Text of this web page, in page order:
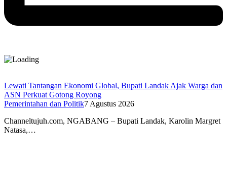
Lewati Tantangan Ekonomi Global, Bupati Landak Ajak Warga dan
ASN Perkuat Gotong Royong
Pemerintahan dan Politik7 Agustus 2026
Channeltujuh.com, NGABANG – Bupati Landak, Karolin Margret
Natasa,…